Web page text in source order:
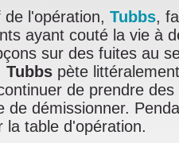
l'opération, Tubbs,
ayant couté la vie à
sur des fuites au
Tubbs pète
de prendre
de démissionner.
la table d'opération.